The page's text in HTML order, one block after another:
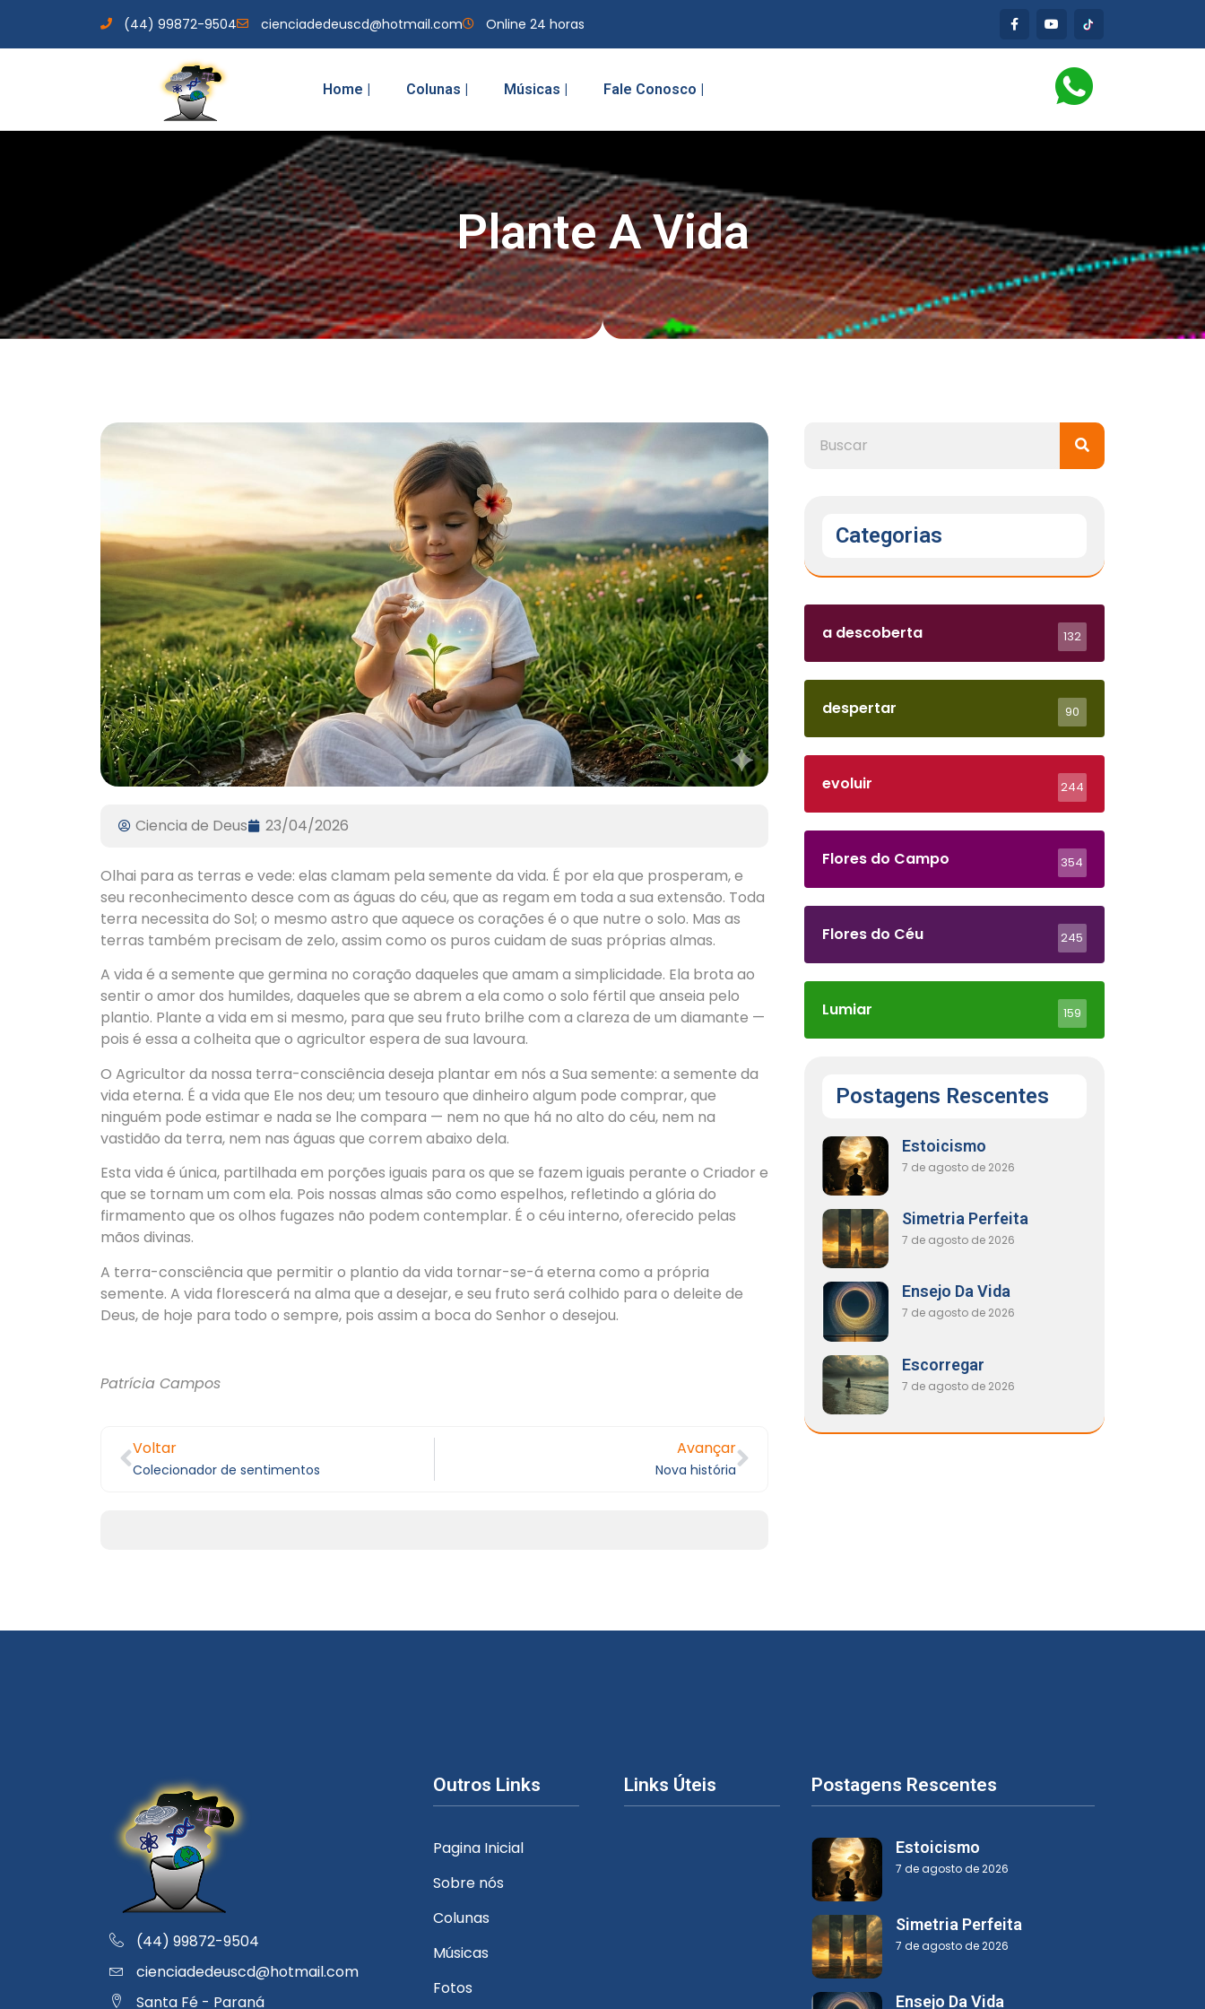
(44) 99872-9504 cienciadedeuscd@hotmail.com Online 24 horas
Home | Colunas | Músicas | Fale Conosco |
Plante A Vida
Ciencia de Deus 23/04/2026
Olhai para as terras e vede: elas clamam pela semente da vida. É por ela que prosperam, e
seu reconhecimento desce com as águas do céu, que as regam em toda a sua extensão. Toda
terra necessita do Sol; o mesmo astro que aquece os corações é o que nutre o solo. Mas as
terras também precisam de zelo, assim como os puros cuidam de suas próprias almas.
A vida é a semente que germina no coração daqueles que amam a simplicidade. Ela brota ao
sentir o amor dos humildes, daqueles que se abrem a ela como o solo fértil que anseia pelo
plantio. Plante a vida em si mesmo, para que seu fruto brilhe com a clareza de um diamante —
pois é essa a colheita que o agricultor espera de sua lavoura.
O Agricultor da nossa terra-consciência deseja plantar em nós a Sua semente: a semente da
vida eterna. É a vida que Ele nos deu; um tesouro que dinheiro algum pode comprar, que
ninguém pode estimar e nada se lhe compara — nem no que há no alto do céu, nem na
vastidão da terra, nem nas águas que correm abaixo dela.
Esta vida é única, partilhada em porções iguais para os que se fazem iguais perante o Criador e
que se tornam um com ela. Pois nossas almas são como espelhos, refletindo a glória do
firmamento que os olhos fugazes não podem contemplar. É o céu interno, oferecido pelas
mãos divinas.
A terra-consciência que permitir o plantio da vida tornar-se-á eterna como a própria
semente. A vida florescerá na alma que a desejar, e seu fruto será colhido para o deleite de
Deus, de hoje para todo o sempre, pois assim a boca do Senhor o desejou.
Patrícia Campos
Voltar
Colecionador de sentimentos
Avançar
Nova história
Categorias
a descoberta 132
despertar 90
evoluir 244
Flores do Campo 354
Flores do Céu 245
Lumiar 159
Postagens Rescentes
Estoicismo
7 de agosto de 2026
Simetria Perfeita
7 de agosto de 2026
Ensejo Da Vida
7 de agosto de 2026
Escorregar
7 de agosto de 2026
(44) 99872-9504
cienciadedeuscd@hotmail.com
Santa Fé - Paraná
Outros Links
Pagina Inicial
Sobre nós
Colunas
Músicas
Fotos
Links Úteis Postagens Rescentes
Estoicismo
7 de agosto de 2026
Simetria Perfeita
7 de agosto de 2026
Ensejo Da Vida